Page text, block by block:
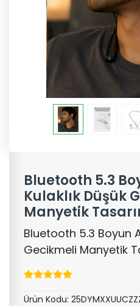
Bluetooth 5.3
Kulaklık Düşük
Manyetik
Bluetooth 5.3 Boyun
Gecikmeli Manyetik
Ürün Kodu: